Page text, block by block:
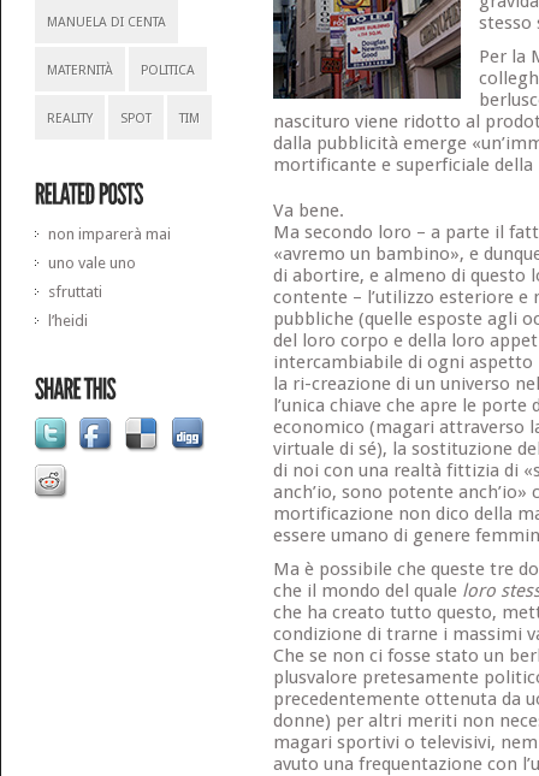
MANUELA DI CENTA
MATERNITÀ POLITICA
REALITY SPOT TIM
non imparerà mai
uno vale uno
sfruttati
l’heidi
stesso
Per la
nascituro viene ridotto al
dalla pubblicità emerge
mortificante e superficiale
Va bene.
Ma secondo loro – a parte il
«avremo un bambino», e
di abortire, e almeno di questo
contente – l’utilizzo esteriore e
pubbliche (quelle esposte agli
del loro corpo e della loro
intercambiabile di ogni aspetto
la ri-creazione di un universo
l’unica chiave che apre le porte
economico (magari attraverso
virtuale di sé), la sostituzione
di noi con una realtà fittizia di
anch’io, sono potente anch’io»
mortificazione non dico della
essere umano di genere
Ma è possibile che queste tre
che il mondo del quale loro
che ha creato tutto questo,
condizione di trarne i massimi
Che se non ci fosse stato un
plusvalore pretesamente
precedentemente ottenuta da
donne) per altri meriti non
magari sportivi o televisivi,
avuto una frequentazione con